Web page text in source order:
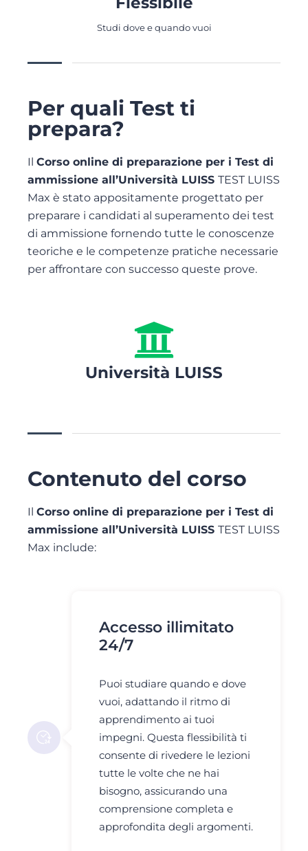
Studi dove e quando vuoi
Per quali Test ti
prepara?
Il Corso online di preparazione per i Test di
ammissione all’Università LUISS TEST LUISS
Max è stato appositamente progettato per
preparare i candidati al superamento dei test
di ammissione fornendo tutte le conoscenze
teoriche e le competenze pratiche necessarie
per affrontare con successo queste prove.
Università LUISS
Contenuto del corso
Il Corso online di preparazione per i Test di
ammissione all’Università LUISS TEST LUISS
Max include:
Accesso illimitato
24/7
Puoi studiare quando e dove
vuoi, adattando il ritmo di
apprendimento ai tuoi
impegni. Questa flessibilità ti
consente di rivedere le lezioni
tutte le volte che ne hai
bisogno, assicurando una
comprensione completa e
approfondita degli argomenti.